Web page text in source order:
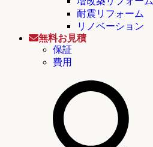
耐震リフォーム
リノベーション
無料お見積
保証
費用